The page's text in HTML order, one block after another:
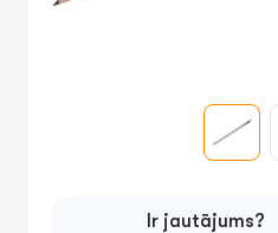
Ir jautājums?